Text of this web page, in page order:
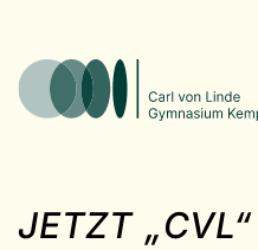
JETZT „CVL“